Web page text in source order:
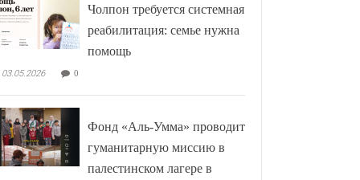
Чолпон требуется системная
реабилитация: семье нужна
помощь
03.05.2026 0
Фонд «Аль-Умма» проводит
гуманитарную миссию в
палестинском лагере в